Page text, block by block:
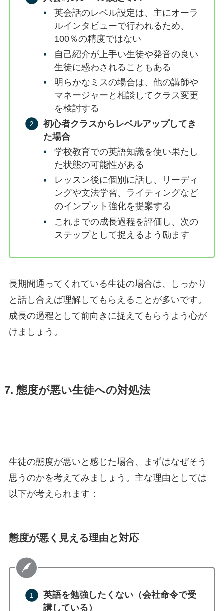
英会話のレベル設定は、主にオーラ
ルインタビューで行われるため、
100％の精度ではない
自己紹介が上手い生徒や発音の良い
生徒に惑わされることもある
明らかなミスの場合は、他の講師や
マネージャーと相談してクラス変更
を検討する
初心者クラスからレベルアップしてき
た場合
学校教育での英語知識を使い果たし
た状態の可能性がある
レッスン後に個別に話し、リーディ
ングや文法学習、ライティングなど
のインプット強化を提案する
これまでの成長過程を評価し、次の
ステップとして捉えるよう励ます
長期間通ってくれている生徒の場合は、しっかり
と話し合えば理解してもらえることが多いです。
成長の過程として前向きに捉えてもらうよう心が
けましょう。
7. 態度が悪い生徒への対処法
生徒の態度が悪いと感じた場合、まずはなぜそう
思うのかを考えてみましょう。主な理由としては
以下が考えられます：
態度が悪く見える理由と対応
英語を勉強したくない（会社命令で受
講している）